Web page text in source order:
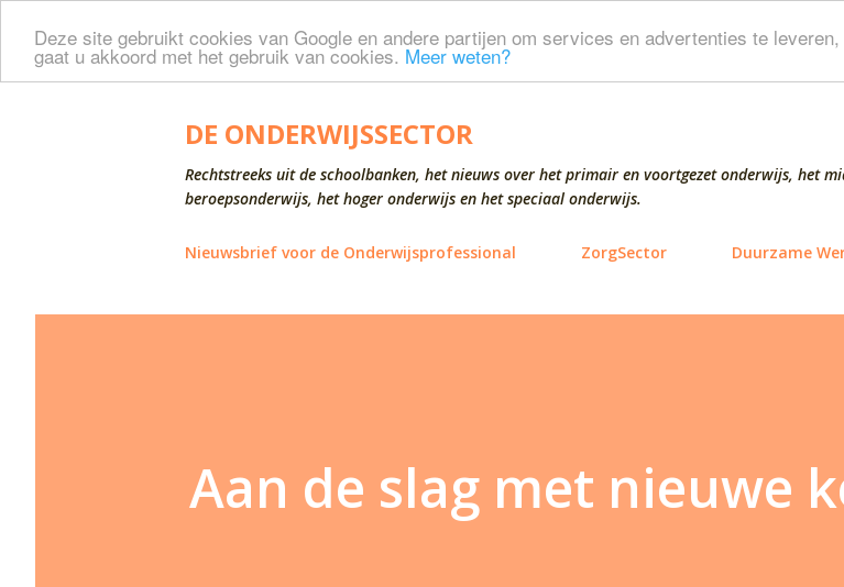
Deze site gebruikt cookies van Google en andere partijen om services en advertenties te
gaat u akkoord met het gebruik van cookies. Meer weten?
Doorgaan naar
DE ONDERWIJSSECTOR
Rechtstreeks uit de schoolbanken, het nieuws over het primair en voortgezet onderwijs, het
beroepsonderwijs, het hoger onderwijs en het speciaal onderwijs.
Nieuwsbrief voor de Onderwijsprofessional ZorgSector Duurzame
Aan de slag met nieuwe